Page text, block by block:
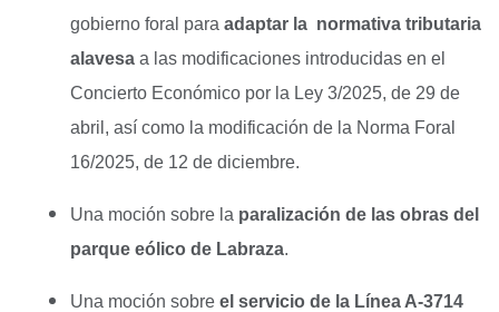
gobierno foral para adaptar la normativa tributaria
alavesa a las modificaciones introducidas en el
Concierto Económico por la Ley 3/2025, de 29 de
abril, así como la modificación de la Norma Foral
16/2025, de 12 de diciembre.
Una moción sobre la paralización de las obras del
parque eólico de Labraza.
Una moción sobre el servicio de la Línea A-3714